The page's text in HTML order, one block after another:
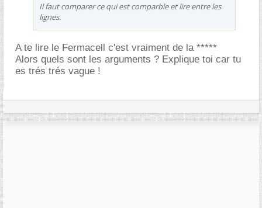
Il faut comparer ce qui est comparble et lire entre les
lignes.
A te lire le Fermacell c'est vraiment de la *****
Alors quels sont les arguments ? Explique toi car tu
es trés trés vague !